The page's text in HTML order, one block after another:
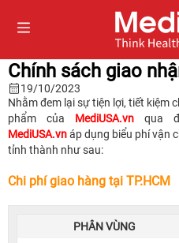
Chính sách giao
19/10/2023
Nhằm đem lại sự tiện lợi, tiết kiệm
phẩm của
MediUSA.vn qua
MediUSA.vnáp dụng biểu phí vận
tỉnh thành như sau:
Chi phí giao hàng tại TP.HCM
PHÂN VÙNG